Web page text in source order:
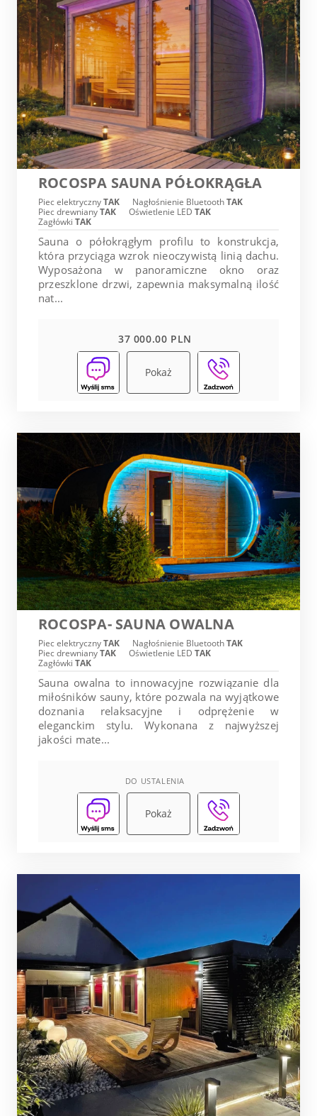
ROCOSPA SAUNA PÓŁOKRĄGŁA
Piec elektrycznyTAK Nagłośnienie BluetoothTAK
Piec drewnianyTAK Oświetlenie LED TAK
Zagłówki TAK
Sauna o półokrągłym profilu to konstrukcja,
która przyciąga wzrok nieoczywistą linią dachu.
Wyposażona w panoramiczne okno oraz
przeszklone drzwi, zapewnia maksymalną ilość
nat...
37 000.00 PLN
Pokaż
ROCOSPA- SAUNA OWALNA
Piec elektrycznyTAK Nagłośnienie BluetoothTAK
Piec drewnianyTAK Oświetlenie LED TAK
Zagłówki TAK
Sauna owalna to innowacyjne rozwiązanie dla
miłośników sauny, które pozwala na wyjątkowe
doznania relaksacyjne i odprężenie w
eleganckim stylu. Wykonana z najwyższej
jakości mate...
DO USTALENIA
Pokaż